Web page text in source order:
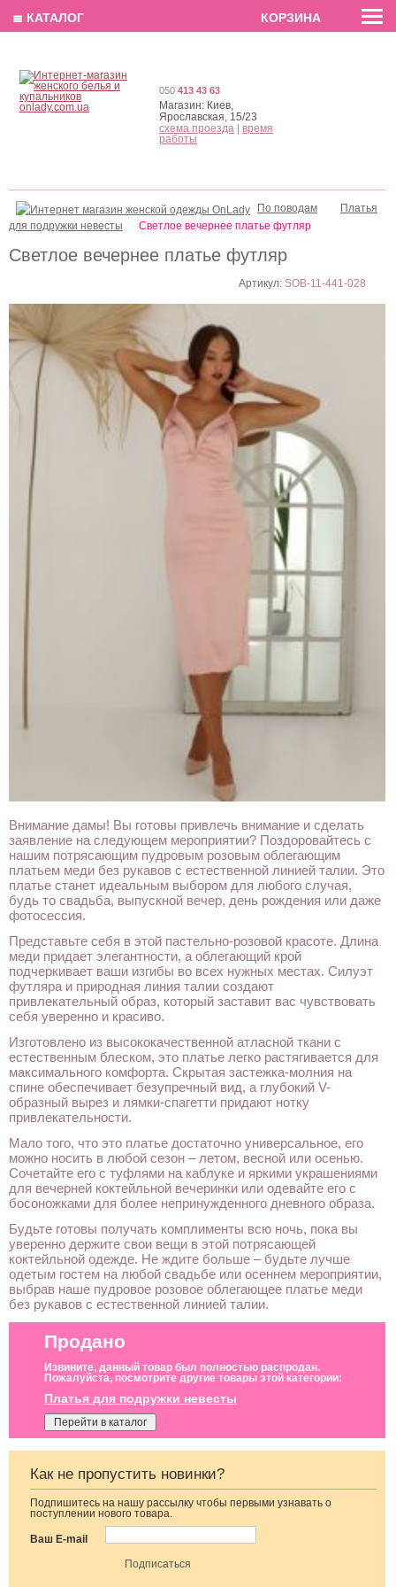
EN РУС
Светлое вечернее платье футляр
Артикул:SOB-11-441-028
Внимание дамы! Вы готовы привлечь внимание и сделать
заявление на следующем мероприятии? Поздоровайтесь с
нашим потрясающим пудровым розовым облегающим
платьем меди без рукавов с естественной линией талии. Это
платье станет идеальным выбором для любого случая,
будь то свадьба, выпускной вечер, день рождения или даже
фотосессия.
Представьте себя в этой пастельно-розовой красоте. Длина
меди придает элегантности, а облегающий крой
подчеркивает ваши изгибы во всех нужных местах. Силуэт
футляра и природная линия талии создают
привлекательный образ, который заставит вас чувствовать
себя уверенно и красиво.
Изготовлено из высококачественной атласной ткани с
естественным блеском, это платье легко растягивается для
максимального комфорта. Скрытая застежка-молния на
спине обеспечивает безупречный вид, а глубокий V-
образный вырез и лямки-спагетти придают нотку
привлекательности.
Мало того, что это платье достаточно универсальное, его
можно носить в любой сезон – летом, весной или осенью.
Сочетайте его с туфлями на каблуке и яркими украшениями
для вечерней коктейльной вечеринки или одевайте его с
босоножками для более непринужденного дневного образа.
Будьте готовы получать комплименты всю ночь, пока вы
уверенно держите свои вещи в этой потрясающей
коктейльной одежде. Не ждите больше – будьте лучше
одетым гостем на любой свадьбе или осеннем мероприятии,
выбрав наше пудровое розовое облегающее платье меди
без рукавов с естественной линией талии.
Продано
Извините, данный товар был полностью распродан.
Пожалуйста, посмотрите другие товары этой категории:
Платья для подружки невесты
Перейти в каталог
Как не пропустить новинки?
Подпишитесь на нашу рассылку чтобы первыми узнавать о
поступлении нового товара.
Ваш E-mail
Молочное
атласное платье
миди с длинным
рукавом, на
Короткое черное
на выпускной
Элегантное
По поводам
Платья
для подружки невесты
Светлое вечернее платье футляр
050 413 43 63
Магазин: Киев,
Ярославская, 15/23
схема проезда
время
работы
≣ КАТАЛОГ КОРЗИНА